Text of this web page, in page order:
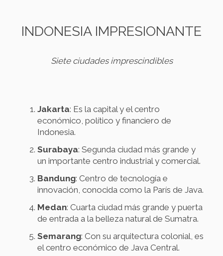
INDONESIA IMPRESIONANTE
Siete ciudades imprescindibles
Jakarta: Es la capital y el centro
económico, político y financiero de
Indonesia.
Surabaya: Segunda ciudad más grande y
un importante centro industrial y comercial.
Bandung: Centro de tecnología e
innovación, conocida como la París de Java.
Medan: Cuarta ciudad más grande y puerta
de entrada a la belleza natural de Sumatra.
Semarang: Con su arquitectura colonial, es
el centro económico de Java Central.